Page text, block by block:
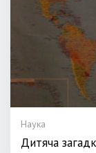
Наука
Дитяча